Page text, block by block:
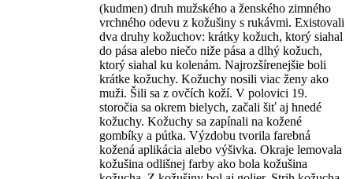
(kudmen) druh mužského a ženského zimného
vrchného odevu z kožušiny s rukávmi. Existovali
dva druhy kožuchov: krátky kožuch, ktorý siahal
do pása alebo niečo niže pása a dlhý kožuch,
ktorý siahal ku kolenám. Najrozšírenejšie boli
krátke kožuchy. Kožuchy nosili viac ženy ako
muži. Šili sa z ovčích koží. V polovici 19.
storočia sa okrem bielych, začali šiť aj hnedé
kožuchy. Kožuchy sa zapínali na kožené
gombíky a pútka. Výzdobu tvorila farebná
kožená aplikácia alebo výšivka. Okraje lemovala
kožušina odlišnej farby ako bola kožušina